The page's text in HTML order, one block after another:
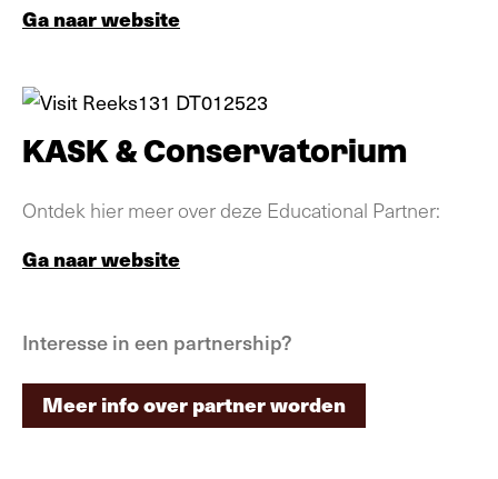
Ga naar website
KASK & Conservatorium
Ontdek hier meer over deze Educational Partner:
Ga naar website
Interesse in een partnership?
Meer info over partner worden